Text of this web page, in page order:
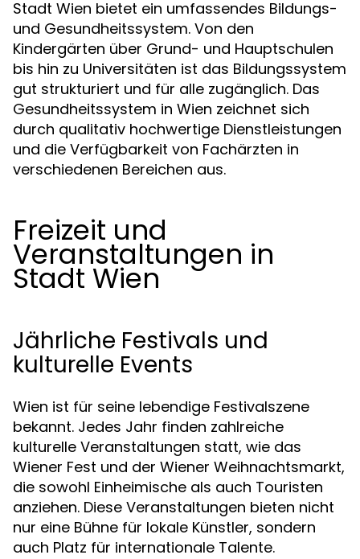
Stadt Wien bietet ein umfassendes Bildungs-
und Gesundheitssystem. Von den
Kindergärten über Grund- und Hauptschulen
bis hin zu Universitäten ist das Bildungssystem
gut strukturiert und für alle zugänglich. Das
Gesundheitssystem in Wien zeichnet sich
durch qualitativ hochwertige Dienstleistungen
und die Verfügbarkeit von Fachärzten in
verschiedenen Bereichen aus.
Freizeit und
Veranstaltungen in
Stadt Wien
Jährliche Festivals und
kulturelle Events
Wien ist für seine lebendige Festivalszene
bekannt. Jedes Jahr finden zahlreiche
kulturelle Veranstaltungen statt, wie das
Wiener Fest und der Wiener Weihnachtsmarkt,
die sowohl Einheimische als auch Touristen
anziehen. Diese Veranstaltungen bieten nicht
nur eine Bühne für lokale Künstler, sondern
auch Platz für internationale Talente.